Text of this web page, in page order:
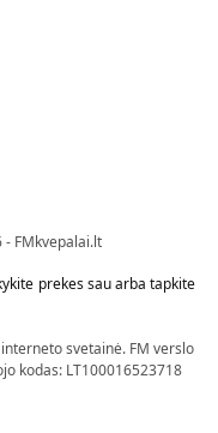
FMkvepalai.lt
prekes sau arba tapkite
svetainė. FM verslo
kodas: LT100016523718